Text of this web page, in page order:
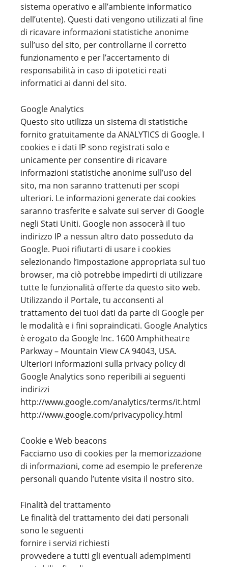
sistema operativo e all’ambiente informatico
dell’utente). Questi dati vengono utilizzati al fine
di ricavare informazioni statistiche anonime
sull’uso del sito, per controllarne il corretto
funzionamento e per l’accertamento di
responsabilità in caso di ipotetici reati
informatici ai danni del sito.
Google Analytics
Questo sito utilizza un sistema di statistiche
fornito gratuitamente da ANALYTICS di Google. I
cookies e i dati IP sono registrati solo e
unicamente per consentire di ricavare
informazioni statistiche anonime sull’uso del
sito, ma non saranno trattenuti per scopi
ulteriori. Le informazioni generate dai cookies
saranno trasferite e salvate sui server di Google
negli Stati Uniti. Google non assocerà il tuo
indirizzo IP a nessun altro dato posseduto da
Google. Puoi rifiutarti di usare i cookies
selezionando l’impostazione appropriata sul tuo
browser, ma ciò potrebbe impedirti di utilizzare
tutte le funzionalità offerte da questo sito web.
Utilizzando il Portale, tu acconsenti al
trattamento dei tuoi dati da parte di Google per
le modalità e i fini sopraindicati. Google Analytics
è erogato da Google Inc. 1600 Amphitheatre
Parkway – Mountain View CA 94043, USA.
Ulteriori informazioni sulla privacy policy di
Google Analytics sono reperibili ai seguenti
indirizzi
http://www.google.com/analytics/terms/it.html
http://www.google.com/privacypolicy.html
Cookie e Web beacons
Facciamo uso di cookies per la memorizzazione
di informazioni, come ad esempio le preferenze
personali quando l’utente visita il nostro sito.
Finalità del trattamento
Le finalità del trattamento dei dati personali
sono le seguenti
fornire i servizi richiesti
provvedere a tutti gli eventuali adempimenti